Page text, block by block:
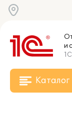
и
Каталог